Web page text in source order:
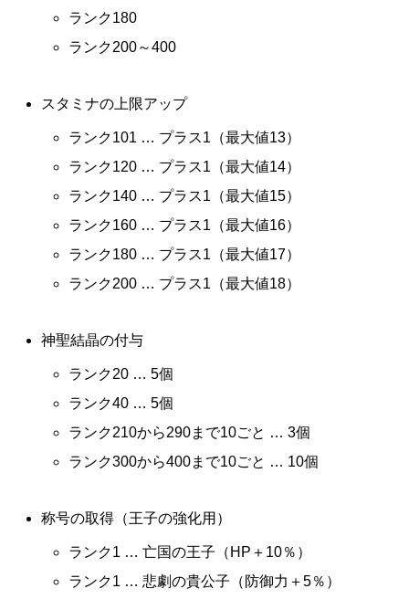
ランク180
ランク200～400
スタミナの上限アップ
ランク101 … プラス1（最大値13）
ランク120 … プラス1（最大値14）
ランク140 … プラス1（最大値15）
ランク160 … プラス1（最大値16）
ランク180 … プラス1（最大値17）
ランク200 … プラス1（最大値18）
神聖結晶の付与
ランク20 … 5個
ランク40 … 5個
ランク210から290まで10ごと … 3個
ランク300から400まで10ごと … 10個
称号の取得（王子の強化用）
ランク1 … 亡国の王子（HP＋10％）
ランク1 … 悲劇の貴公子（防御力＋5％）